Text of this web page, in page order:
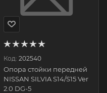
Код: 202540
Опора стойки передней
NISSAN SILVIA S14/S15 Ver
2.0 DG-5